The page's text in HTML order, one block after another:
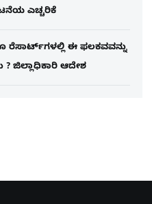
ಎಚ್ಚರಿಕೆ
ಈ ಫಲಕವವನ್ನು
ಜಿಲ್ಲಾಧಿಕಾರಿ ಆದೇಶ